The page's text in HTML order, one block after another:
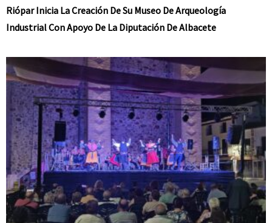
Riópar Inicia La Creación De Su Museo De Arqueología
Industrial Con Apoyo De La Diputación De Albacete